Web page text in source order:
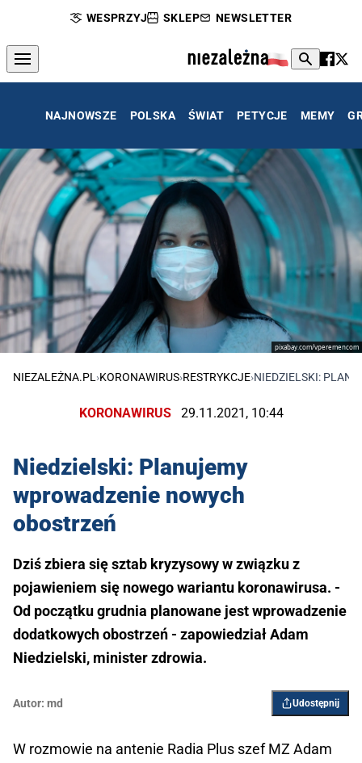
WESPRZYJ SKLEP NEWSLETTER
NAJNOWSZE POLSKA ŚWIAT PETYCJE MEMY
pixabay.com/vperemencom
NIEZALEŻNA.PL ›KORONAWIRUS›RESTRYKCJE›NIEDZIELSKI:
KORONAWIRUS 29.11.2021, 10:44
Niedzielski: Planujemy
wprowadzenie nowych
obostrzeń
Dziś zbiera się sztab kryzysowy w związku z
pojawieniem się nowego wariantu koronawirusa. -
Od początku grudnia planowane jest wprowadzenie
dodatkowych obostrzeń - zapowiedział Adam
Niedzielski, minister zdrowia.
Autor: md Udostępnij
W rozmowie na antenie Radia Plus szef MZ Adam